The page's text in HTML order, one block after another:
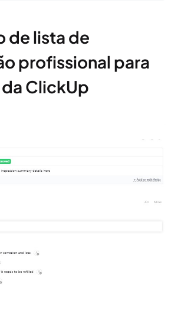
de lista de
profissional para
ClickUp